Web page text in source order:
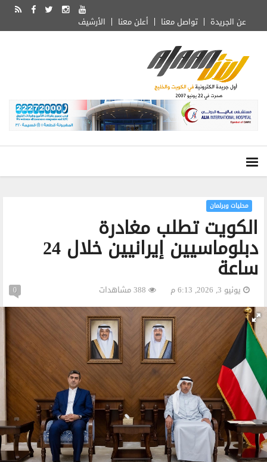
الأرشيف أعلن معنا تواصل معنا عن الجريدة
الكويت تطلب مغادرة
دبلوماسيين إيرانيين خلال 24
ساعة
محليات وبرلمان
يونيو 3, 2026, 6:13 م 0